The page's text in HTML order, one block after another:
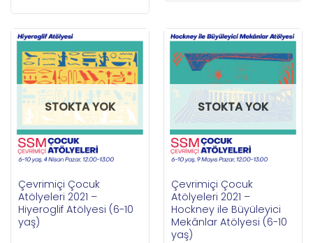
STOKTA YOK
Çevrimiçi Çocuk
Atölyeleri 2021 –
Hiyeroglif Atölyesi (6-10
yaş)
STOKTA YOK
Çevrimiçi Çocuk
Atölyeleri 2021 –
Hockney ile Büyüleyici
Mekânlar Atölyesi (6-10
yaş)